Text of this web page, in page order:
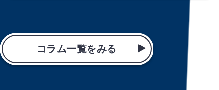
コラム一覧をみる